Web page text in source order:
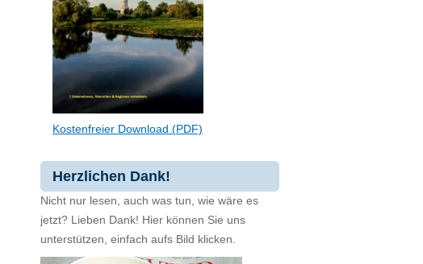
Kostenfreier Download (PDF)
Herzlichen Dank!
Nicht nur lesen, auch was tun, wie wäre es
jetzt? Lieben Dank! Hier können Sie uns
unterstützen, einfach aufs Bild klicken.